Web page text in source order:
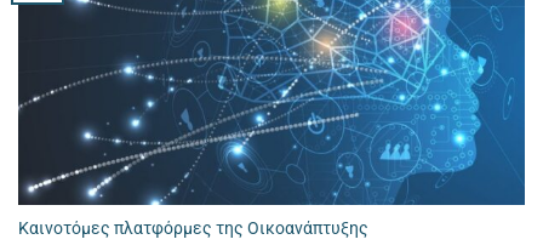
Καινοτόμες πλατφόρμες της Οικοανάπτυξης